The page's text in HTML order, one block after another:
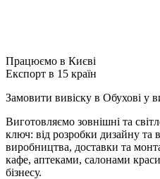
Працюємо в Києві
Експорт в 15 країн
Замовити вивіску в Обухові у
Виготовляємо зовнішні та
ключ: від розробки дизайну та
виробництва, доставки та
кафе, аптеками, салонами
бізнесу.